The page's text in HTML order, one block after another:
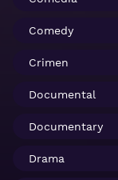
Comedy
Crimen
Documental
Documentary
Drama